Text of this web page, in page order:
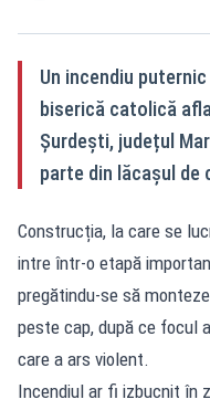
Un incendiu
biserică catolică
Șurdești, județul
parte din lăcașul de
Construcția, la care se
intre într-o etapă
pregătindu-se să
peste cap, după ce focul
care a ars violent.
Incendiul ar fi izbucnit în